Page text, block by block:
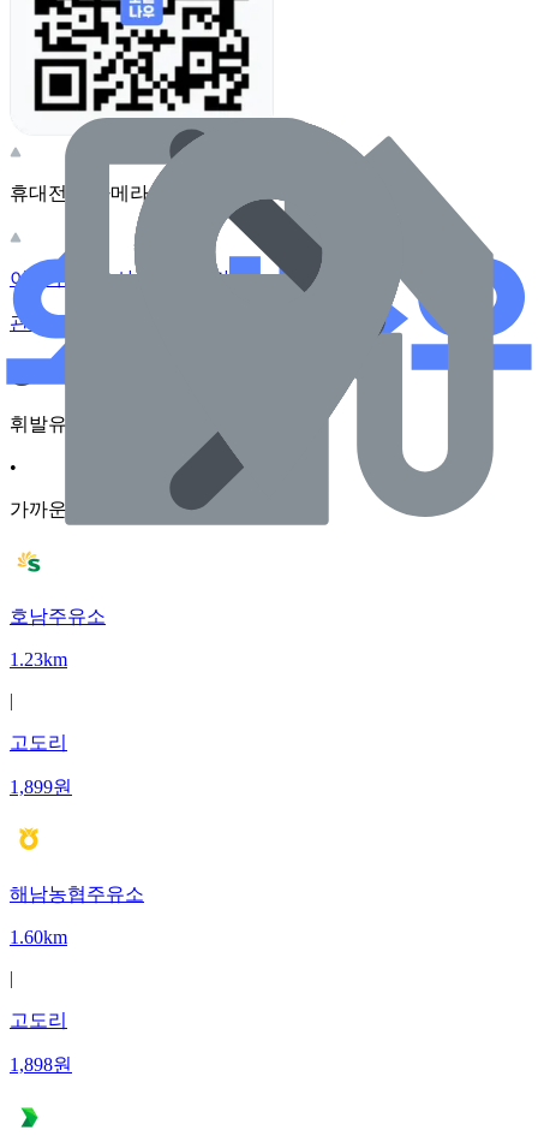
휴대전화 카메라로 찍어보세요
이 주유소의 사장님이신가요?
관리하기
휘발유
•
가까운순
호남주유소
1.23km
|
고도리
1,899원
해남농협주유소
1.60km
|
고도리
1,898원